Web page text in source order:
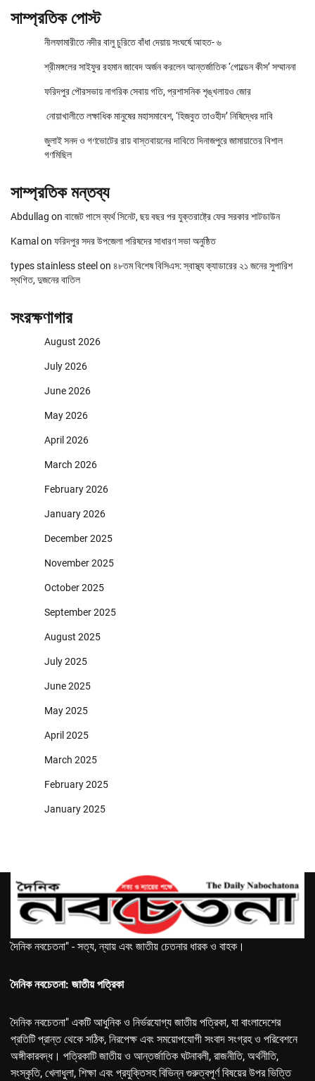
সাম্প্রতিক পোস্ট
নীলফামারীতে নদীর বালু চুরিতে বাঁধা দেয়ায় সংঘর্ষে আহত- ৬
শ্রীমঙ্গলের সাইফুর রহমান জাবেদ অর্জন করলেন আন্তর্জাতিক ‘গোল্ডেন কীস’ সম্মাননা
ফরিদপুর পৌরসভায় নাগরিক সেবায় গতি, প্রশাসনিক শৃঙ্খলায়ও জোর
নোয়াখালীতে লক্ষাধিক মানুষের মহাসমাবেশ, ‘হিজবুত তাওহীদ’ নিষিদ্ধের দাবি
জুলাই সনদ ও গণভোটের রায় বাস্তবায়নের দাবিতে দিনাজপুরে জামায়াতের বিশাল
গণমিছিল
সাম্প্রতিক মন্তব্য
Abdullag on বাজেট পাসে ব্যর্থ সিনেট, ছয় বছর পর যুক্তরাষ্ট্রে ফের সরকার শাটডাউন
Kamal on ফরিদপুর সদর উপজেলা পরিষদের সাধারণ সভা অনুষ্ঠিত
types stainless steel on ৪৮তম বিশেষ বিসিএস: স্বাস্থ্য ক্যাডারের ২১ জনের সুপারিশ
স্থগিত, দুজনের বাতিল
সংরক্ষণাগার
August 2026
July 2026
June 2026
May 2026
April 2026
March 2026
February 2026
January 2026
December 2025
November 2025
October 2025
September 2025
August 2025
July 2025
June 2025
May 2025
April 2025
March 2025
February 2025
January 2025
দৈনিক নবচেতনা" - সত্য, ন্যায় এবং জাতীয় চেতনার ধারক ও বাহক।
দৈনিক নবচেতনা: জাতীয় পত্রিকা
দৈনিক নবচেতনা" একটি আধুনিক ও নির্ভরযোগ্য জাতীয় পত্রিকা, যা বাংলাদেশের
প্রতিটি প্রান্ত থেকে সঠিক, নিরপেক্ষ এবং সময়োপযোগী সংবাদ সংগ্রহ ও পরিবেশনে
অঙ্গীকারবদ্ধ। পত্রিকাটি জাতীয় ও আন্তর্জাতিক ঘটনাবলী, রাজনীতি, অর্থনীতি,
সংস্কৃতি, খেলাধুলা, শিক্ষা এবং প্রযুক্তিসহ বিভিন্ন গুরুত্বপূর্ণ বিষয়ের উপর ভিত্তি